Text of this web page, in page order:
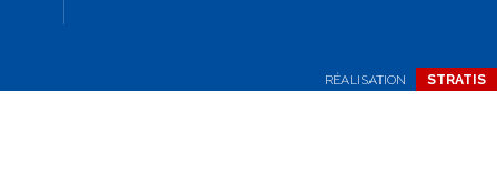
RÉALISATION STRATIS